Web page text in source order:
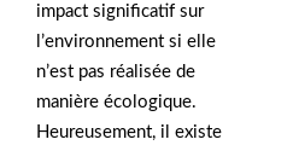
impact significatif sur
l’environnement si elle
n’est pas réalisée de
manière écologique.
Heureusement, il existe